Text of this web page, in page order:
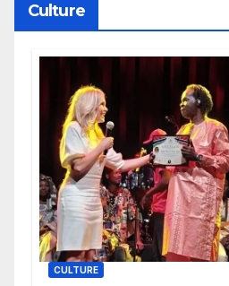
Culture
CULTURE